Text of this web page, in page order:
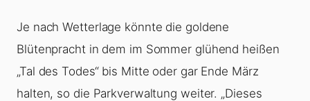
Je nach Wetterlage könnte die goldene
Blütenpracht in dem im Sommer glühend heißen
„Tal des Todes“ bis Mitte oder gar Ende März
halten, so die Parkverwaltung weiter. „Dieses